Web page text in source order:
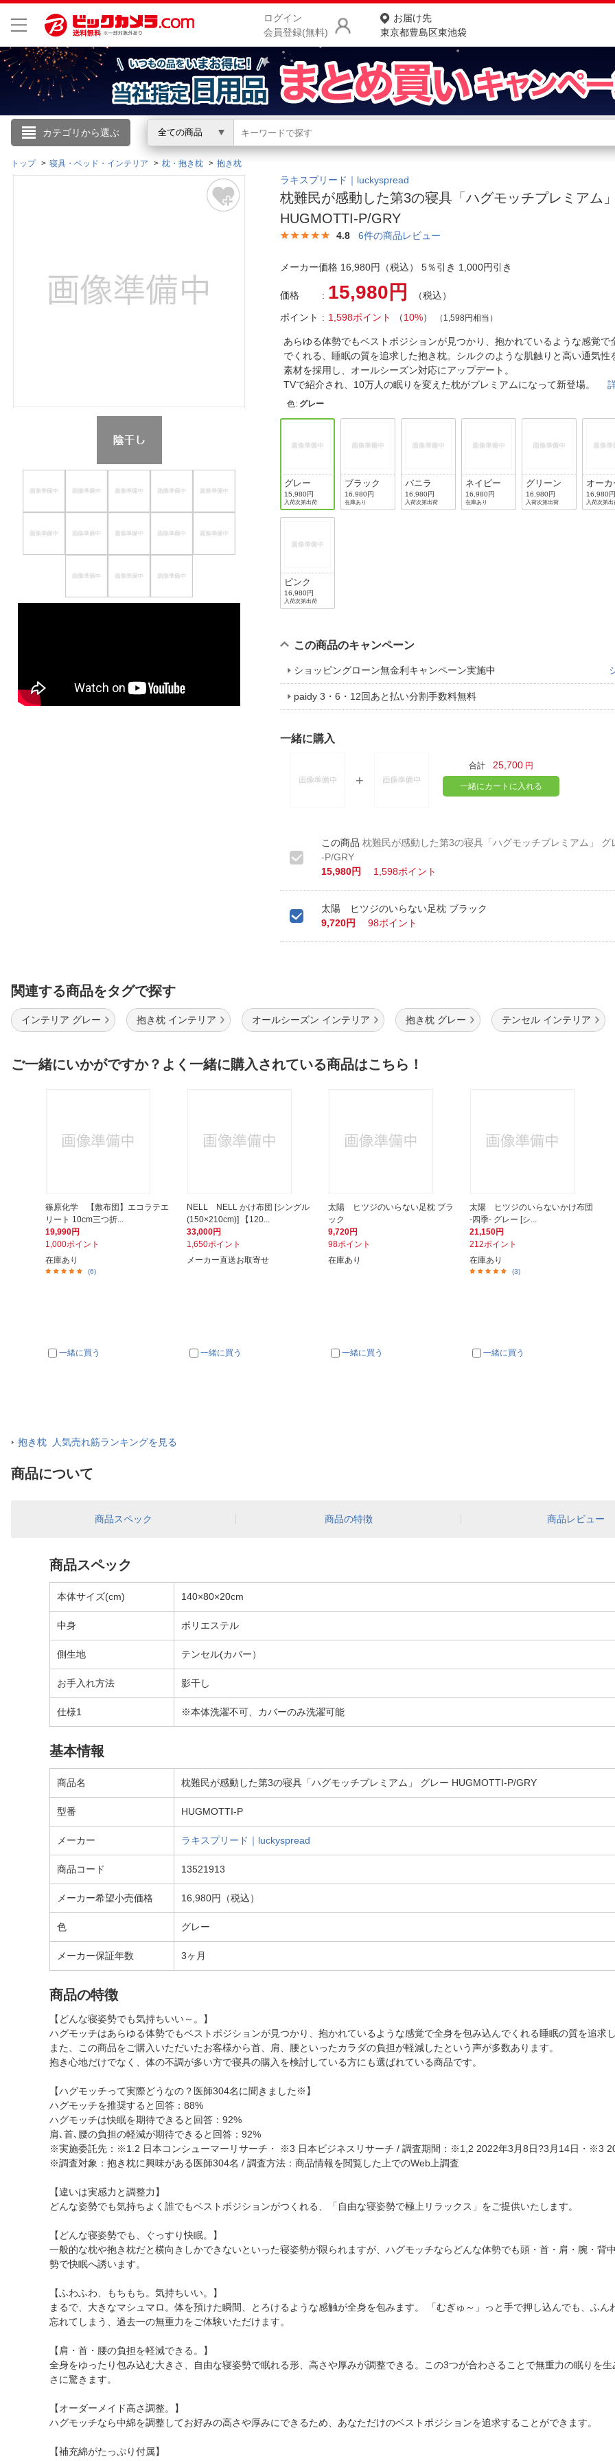
ログイン
会員登録(無料)
お届け先
東京都豊島区東池袋
カテゴリから選ぶ 全ての商品
こんにちは
ログイン
閲覧履歴
商品をさがす
ランキングからさがす
カテゴリ一覧からさがす
ご利用ガイド
よくある質問・お問合せ
ご利用規約
トップ 寝具・ベッド・インテリア 枕・抱き枕 抱き枕
ラキスプリード｜luckyspread
枕難民が感動した第3の寝具「ハグモッチプレミアム
HUGMOTTI-P/GRY
4.8 6件の商品レビュー
メーカー価格 16,980円（税込） 5％引き 1,000円引き
価格 15,980円
（税込）
ポイント
1,598ポイント （10%） （1,598円相当）
あらゆる体勢でもベストポジションが見つかり、抱かれているような感覚で
でくれる、睡眠の質を追求した抱き枕。シルクのような肌触りと高い通気性
素材を採用し、オールシーズン対応にアップデート。
TVで紹介され、10万人の眠りを変えた枕がプレミアムになって新登場。
色: グレー
グレー
15,980円
入荷次第出荷
ブラック
16,980円
在庫あり
バニラ
16,980円
入荷次第出荷
ネイビー
16,980円
在庫あり
グリーン
16,980円
入荷次第出荷
オーカ
16,980円
入荷次第出
ピンク
16,980円
入荷次第出荷
この商品のキャンペーン
ショッピングローン無金利キャンペーン実施中
paidy 3・6・12回あと払い分割手数料無料
一緒に購入
合計 25,700 円
一緒にカートに入れる
枕難民が感動した第3の寝具「ハグモッチプレミアム」 グ
-P/GRY
15,980円
1,598ポイント
太陽 ヒツジのいらない足枕 ブラック
9,720円
98ポイント
関連する商品をタグで探す
インテリア グレー 抱き枕 インテリア オールシーズン インテリア 抱き枕 グレー テンセル インテリア
ご一緒にいかがですか？よく一緒に購入されている商品はこちら！
篠原化学 【敷布団】エコラテエ
リート 10cm三つ折...
19,990円
1,000ポイント
在庫あり
(6)
一緒に買う
NELL NELL かけ布団 [シングル
(150×210cm)] 【120...
33,000円
1,650ポイント
メーカー直送お取寄せ
一緒に買う
太陽 ヒツジのいらない足枕 ブラ
ック
9,720円
98ポイント
在庫あり
一緒に買う
太陽 ヒツジのいらないかけ布団
-四季- グレー [シ...
21,150円
212ポイント
在庫あり
(3)
一緒に買う
抱き枕 人気売れ筋ランキングを見る
商品について
商品スペック 商品の特徴 商品レビュー
商品スペック
本体サイズ(cm) 140×80×20cm
中身 ポリエステル
側生地 テンセル(カバー）
お手入れ方法 影干し
仕様1 ※本体洗濯不可、カバーのみ洗濯可能
基本情報
商品名 枕難民が感動した第3の寝具「ハグモッチプレミアム」 グレー HUGMOTTI-P/GRY
型番 HUGMOTTI-P
メーカー ラキスプリード｜luckyspread
商品コード 13521913
メーカー希望小売価格 16,980円（税込）
色 グレー
メーカー保証年数 3ヶ月
商品の特徴
【どんな寝姿勢でも気持ちいい～。】
ハグモッチはあらゆる体勢でもベストポジションが見つかり、抱かれているような感覚で全身を包み込んでくれる睡眠の質を追求し
また、この商品をご購入いただいたお客様から首、肩、腰といったカラダの負担が軽減したという声が多数あります。
抱き心地だけでなく、体の不調が多い方で寝具の購入を検討している方にも選ばれている商品です。
【ハグモッチって実際どうなの？医師304名に聞きました※】
ハグモッチを推奨すると回答：88%
ハグモッチは快眠を期待できると回答：92%
肩､首､腰の負担の軽減が期待できると回答：92%
※実施委託先：※1.2 日本コンシューマーリサーチ・ ※3 日本ビジネスリサーチ / 調査期間：※1,2 2022年3月8日?3月14日・※3
※調査対象：抱き枕に興味がある医師304名 / 調査方法：商品情報を閲覧した上でのWeb上調査
【違いは実感力と調整力】
どんな姿勢でも気持ちよく誰でもベストポジションがつくれる、「自由な寝姿勢で極上リラックス」をご提供いたします。
【どんな寝姿勢でも、ぐっすり快眠。】
一般的な枕や抱き枕だと横向きしかできないといった寝姿勢が限られますが、ハグモッチならどんな体勢でも頭・首・肩・腕・背
勢で快眠へ誘います。
【ふわふわ、もちもち。気持ちいい。】
まるで、大きなマシュマロ。体を預けた瞬間、とろけるような感触が全身を包みます。 「むぎゅ～」っと手で押し込んでも、ふ
忘れてしまう、過去一の無重力をご体験いただけます。
【肩・首・腰の負担を軽減できる。】
全身をゆったり包み込む大きさ、自由な寝姿勢で眠れる形、高さや厚みが調整できる。この3つが合わさることで無重力の眠りを
さに驚きます。
【オーダーメイド高さ調整。】
ハグモッチなら中綿を調整してお好みの高さや厚みにできるため、あなただけのベストポジションを追求することができます。
【補充綿がたっぷり付属】